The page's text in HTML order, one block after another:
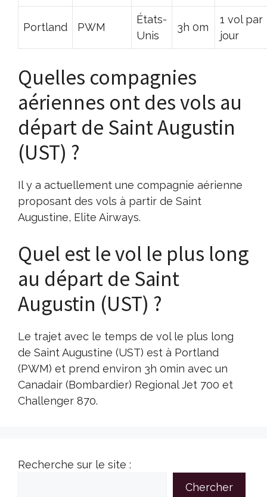
Portland PWM
États-
Unis
3h 0m
1 vol par
jour
Quelles compagnies
aériennes ont des vols au
départ de Saint Augustin
(UST) ?
Il y a actuellement une compagnie aérienne
proposant des vols à partir de Saint
Augustine, Elite Airways.
Quel est le vol le plus long
au départ de Saint
Augustin (UST) ?
Le trajet avec le temps de vol le plus long
de Saint Augustine (UST) est à Portland
(PWM) et prend environ 3h 0min avec un
Canadair (Bombardier) Regional Jet 700 et
Challenger 870.
Recherche sur le site :
Chercher